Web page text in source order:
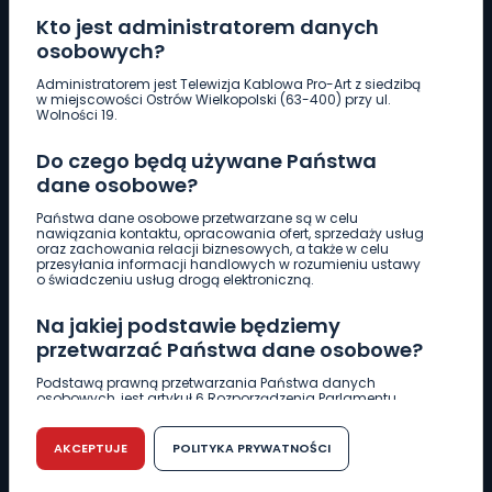
Kto jest administratorem danych
osobowych?
Administratorem jest Telewizja Kablowa Pro-Art z siedzibą
w miejscowości Ostrów Wielkopolski (63-400) przy ul.
Wolności 19.
Do czego będą używane Państwa
dane osobowe?
Państwa dane osobowe przetwarzane są w celu
nawiązania kontaktu, opracowania ofert, sprzedaży usług
oraz zachowania relacji biznesowych, a także w celu
przesyłania informacji handlowych w rozumieniu ustawy
o świadczeniu usług drogą elektroniczną.
Na jakiej podstawie będziemy
przetwarzać Państwa dane osobowe?
Podstawą prawną przetwarzania Państwa danych
osobowych, jest artykuł 6 Rozporządzenia Parlamentu
r. w sprawie ochrony osób fizycznych w związku z
przetwarzaniem danych osobowych w sprawie
swobodnego przepływu takich danych oraz uchylenia
dyrektywy 95/46/WE (RODO).
AKCEPTUJE POLITYKA PRYWATNOŚCI
Pobierz logotyp
661 997 997
REDAKCJA
62 735 22 22redakcja@wlkp24.info
DZIAŁ REKLAMY
62 735 01 85 reklama@wlkp24.info
WIADOMOŚCI
CIEKAWOSTKI